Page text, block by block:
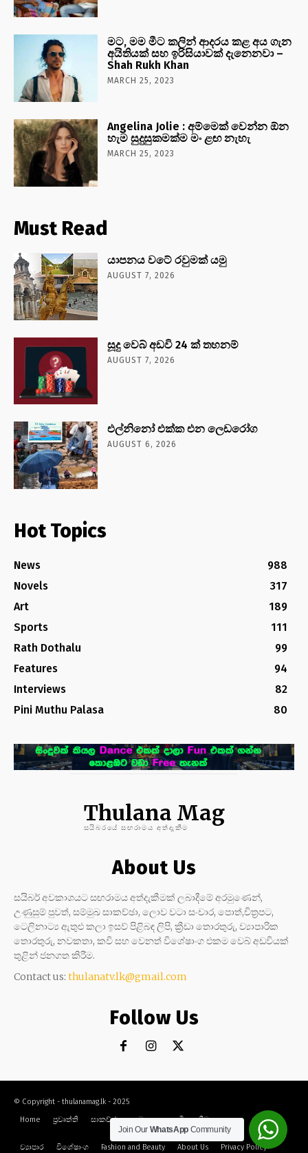
මට, මම මීට කලින් ආදරය කළ අය ගැන
අයිතියක් සහ ඉරිසියාවක් දැනෙනවා –
Shah Rukh Khan
MARCH 25, 2023
Angelina Jolie : අම්මෙක් වෙන්න ඕන
හැම සුදුසුකමක්ම මං ළඟ නැහැ
MARCH 25, 2023
Must Read
යාපනය වටේ රවුමක් යමු
AUGUST 7, 2026
සූදු වෙබ් අඩවි 24 ක් තහනම්
AUGUST 7, 2026
එල්නිනෝ එක්ක එන ලෙඩරෝග
AUGUST 6, 2026
Hot Topics
News
988
Novels
317
Art
189
Sports
111
Rath Dothalu
99
Features
94
Interviews
82
Pini Muthu Palasa
80
Thulana Mag
සයිබරයේ සඟරාමය අත්දැකීම
About Us
සයිබර් අවකාශයට සඟරාමය අත්දැකීමක් ලබාදීමේ අරමුණෙන්,
උණුසුම් පුවත්, සම්මුඛ සාකච්ඡා, ලොව වටා සංචාර, පොත්,චිත්‍රපට,
ටෙලිනාට්‍ය ඇතුළු කලා ඉසව් පිළිබඳ ලිපි, ක්‍රීඩා තොරතුරු, ව්‍යාපාරික
තොරතුරු, නවකතා, කවි සහ වෙනත් විශේෂාංග එකම වෙබ් අඩවියක්
තුළින් ජනගත කිරීම.
Contact us: thulanatv.lk@gmail.com
Follow Us
© Copyright - thulanamag.lk - 2025
Home
ප්‍රවෘත්ති සාකච්ඡා නවකතා කවි ක්‍රීඩා කලා සංචාර
ව්‍යාපාර විශේෂාංග Fashion and Beauty About Us Privacy Policy
Join Our WhatsAppCommunity